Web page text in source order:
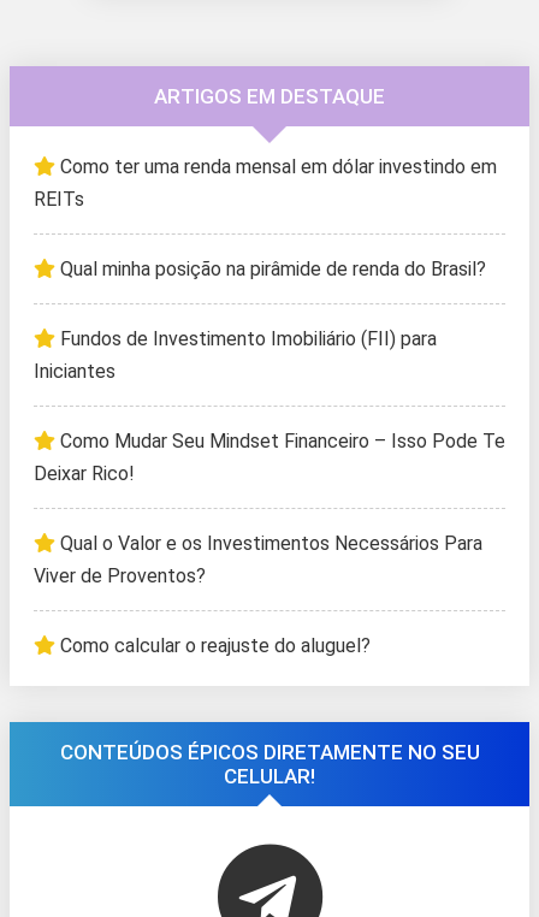
ARTIGOS EM DESTAQUE
Como ter uma renda mensal em dólar investindo em
REITs
Qual minha posição na pirâmide de renda do Brasil?
Fundos de Investimento Imobiliário (FII) para
Iniciantes
Como Mudar Seu Mindset Financeiro – Isso Pode Te
Deixar Rico!
Qual o Valor e os Investimentos Necessários Para
Viver de Proventos?
Como calcular o reajuste do aluguel?
CONTEÚDOS ÉPICOS DIRETAMENTE NO SEU
CELULAR!